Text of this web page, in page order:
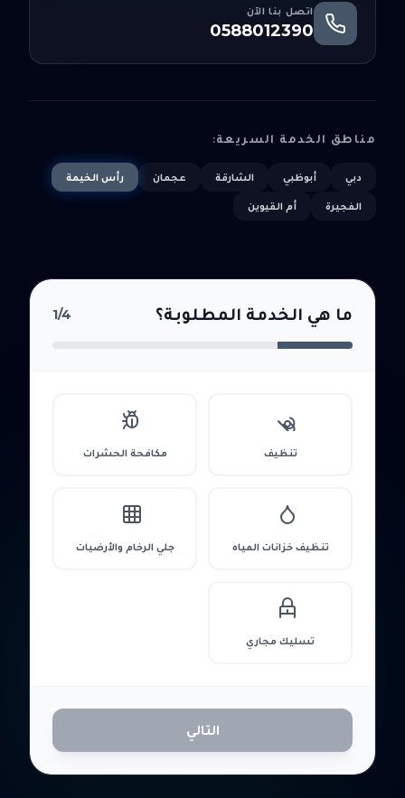
اتصل بنا الآن
0588012390
مناطق الخدمة السريعة:
دبي أبوظبي الشارقة عجمان رأس الخيمة
الفجيرة أم القيوين
ما هي الخدمة المطلوبة؟ 1/4
تنظيف مكافحة الحشرات
تنظيف خزانات المياه جلي الرخام والأرضيات
تسليك مجاري
التالي